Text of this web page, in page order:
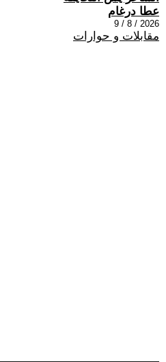
عطا درغام
2026 / 8 / 9
مقابلات و حوارات